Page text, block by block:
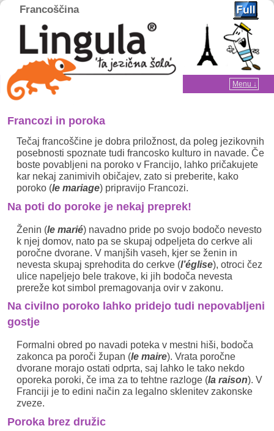
Francoščina
Home
Menu ↓
Skip to primary content
Skip to secondary content
Francozi in poroka
Tečaj francoščine je dobra priložnost, da poleg jezikovnih
posebnosti spoznate tudi francosko kulturo in navade. Če
boste povabljeni na poroko v Francijo, lahko pričakujete
kar nekaj zanimivih običajev, zato si preberite, kako
poroko (le mariage) pripravijo Francozi.
Na poti do poroke je nekaj preprek!
Ženin (le marié) navadno pride po svojo bodočo nevesto
k njej domov, nato pa se skupaj odpeljeta do cerkve ali
poročne dvorane. V manjših vaseh, kjer se ženin in
nevesta skupaj sprehodita do cerkve (l’église), otroci čez
ulice napeljejo bele trakove, ki jih bodoča nevesta
prereže kot simbol premagovanja ovir v zakonu.
Na civilno poroko lahko pridejo tudi nepovabljeni
gostje
Formalni obred po navadi poteka v mestni hiši, bodoča
zakonca pa poroči župan (le maire). Vrata poročne
dvorane morajo ostati odprta, saj lahko le tako nekdo
oporeka poroki, če ima za to tehtne razloge (la raison). V
Franciji je to edini način za legalno sklenitev zakonske
zveze.
Poroka brez družic